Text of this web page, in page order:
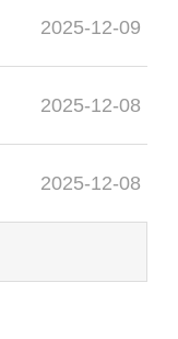
2025-12-09
2025-12-08
2025-12-08